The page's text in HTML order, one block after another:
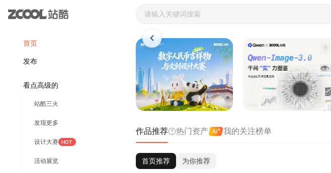
首页
发布
看点高级的
站酷三火
发现更多
设计大赛 HOT
活动展览
站酷ZCOOL - 设计师们都在
作品推荐 热门资产 我的关注榜单
首页推荐 为你推荐